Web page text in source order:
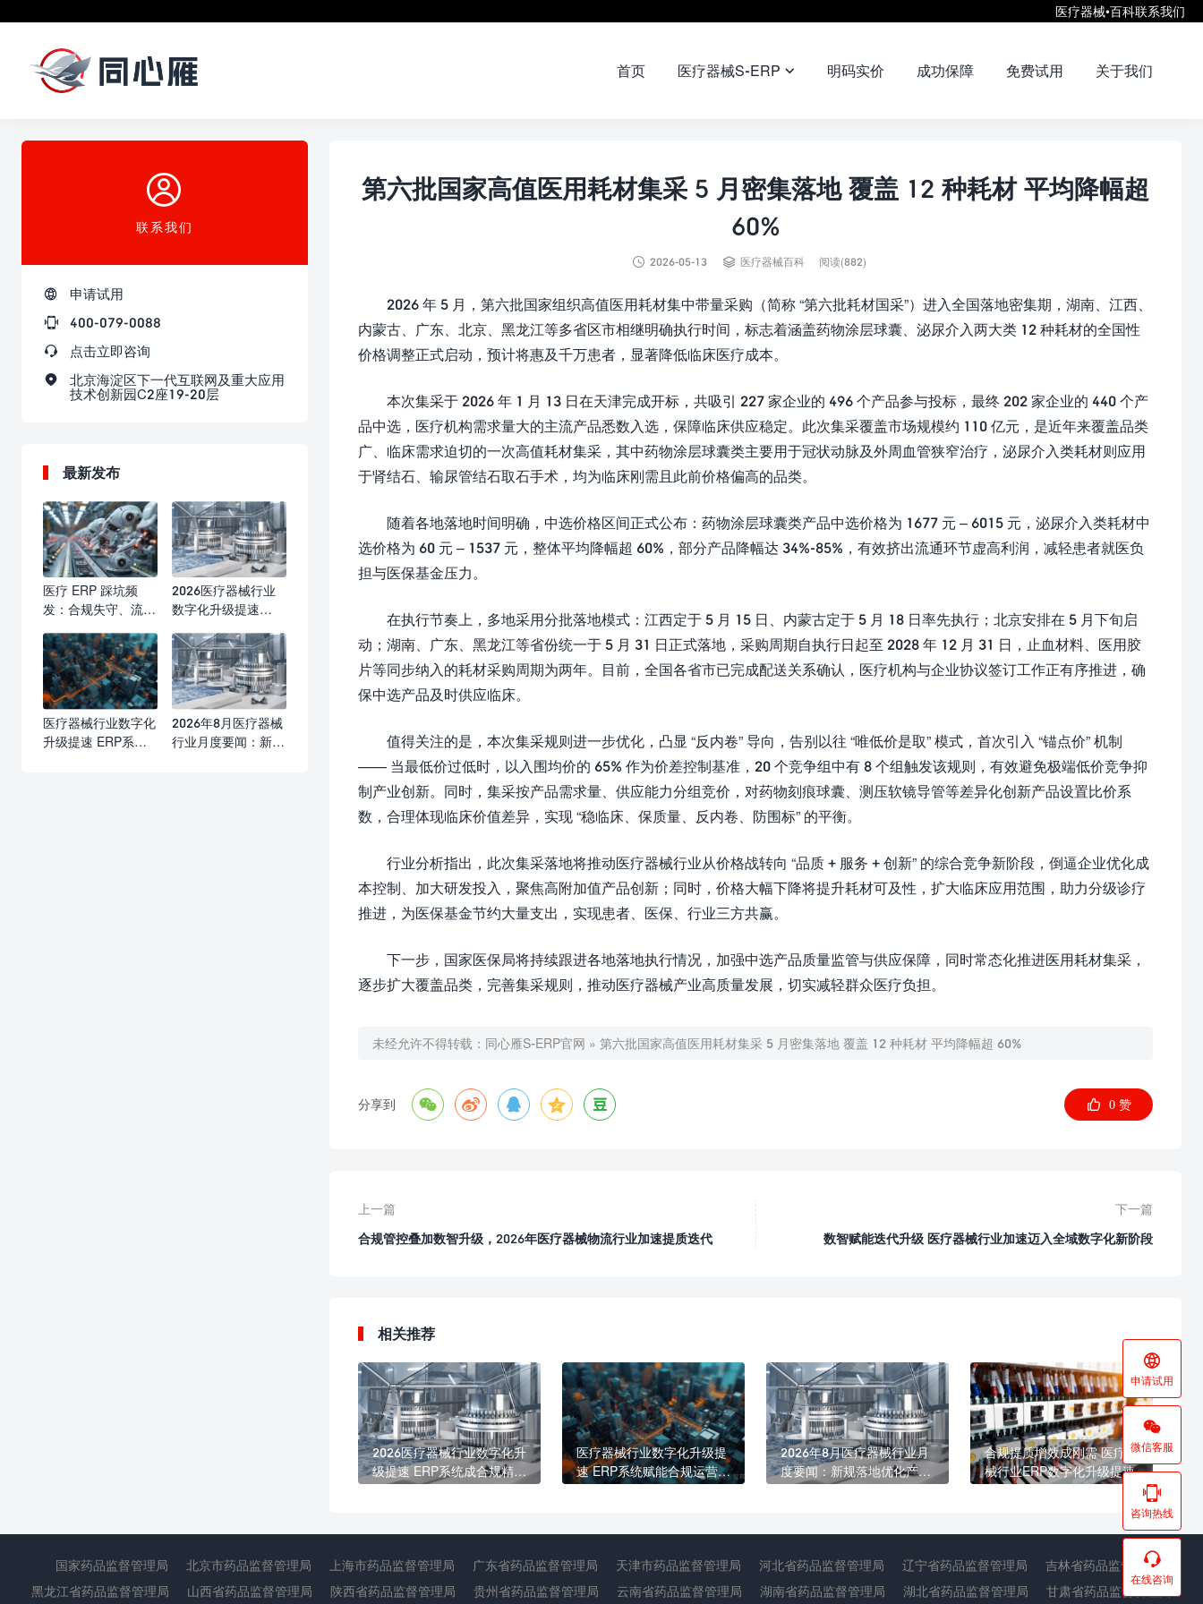
医疗器械•百科联系我们
首页 医疗器械S-ERP  明码实价 成功保障 免费试用 关于我们
第六批国家高值医用耗材集采 5 月密集落地 覆盖 12 种耗材 平均降幅超
60%
 2026-05-13  医疗器械百科 阅读(882)
2026 年 5 月，第六批国家组织高值医用耗材集中带量采购（简称 “第六批耗材国采”）进入全国落地密集期，湖南、江西、
内蒙古、广东、北京、黑龙江等多省区市相继明确执行时间，标志着涵盖药物涂层球囊、泌尿介入两大类 12 种耗材的全国性
价格调整正式启动，预计将惠及千万患者，显著降低临床医疗成本。
本次集采于 2026 年 1 月 13 日在天津完成开标，共吸引 227 家企业的 496 个产品参与投标，最终 202 家企业的 440 个产
品中选，医疗机构需求量大的主流产品悉数入选，保障临床供应稳定。此次集采覆盖市场规模约 110 亿元，是近年来覆盖品类
广、临床需求迫切的一次高值耗材集采，其中药物涂层球囊类主要用于冠状动脉及外周血管狭窄治疗，泌尿介入类耗材则应用
于肾结石、输尿管结石取石手术，均为临床刚需且此前价格偏高的品类。
随着各地落地时间明确，中选价格区间正式公布：药物涂层球囊类产品中选价格为 1677 元 – 6015 元，泌尿介入类耗材中
选价格为 60 元 – 1537 元，整体平均降幅超 60%，部分产品降幅达 34%-85%，有效挤出流通环节虚高利润，减轻患者就医负
担与医保基金压力。
在执行节奏上，多地采用分批落地模式：江西定于 5 月 15 日、内蒙古定于 5 月 18 日率先执行；北京安排在 5 月下旬启
动；湖南、广东、黑龙江等省份统一于 5 月 31 日正式落地，采购周期自执行日起至 2028 年 12 月 31 日，止血材料、医用胶
片等同步纳入的耗材采购周期为两年。目前，全国各省市已完成配送关系确认，医疗机构与企业协议签订工作正有序推进，确
保中选产品及时供应临床。
值得关注的是，本次集采规则进一步优化，凸显 “反内卷” 导向，告别以往 “唯低价是取” 模式，首次引入 “锚点价” 机制
—— 当最低价过低时，以入围均价的 65% 作为价差控制基准，20 个竞争组中有 8 个组触发该规则，有效避免极端低价竞争抑
制产业创新。同时，集采按产品需求量、供应能力分组竞价，对药物刻痕球囊、测压软镜导管等差异化创新产品设置比价系
数，合理体现临床价值差异，实现 “稳临床、保质量、反内卷、防围标” 的平衡。
行业分析指出，此次集采落地将推动医疗器械行业从价格战转向 “品质 + 服务 + 创新” 的综合竞争新阶段，倒逼企业优化成
本控制、加大研发投入，聚焦高附加值产品创新；同时，价格大幅下降将提升耗材可及性，扩大临床应用范围，助力分级诊疗
推进，为医保基金节约大量支出，实现患者、医保、行业三方共赢。
下一步，国家医保局将持续跟进各地落地执行情况，加强中选产品质量监管与供应保障，同时常态化推进医用耗材集采，
逐步扩大覆盖品类，完善集采规则，推动医疗器械产业高质量发展，切实减轻群众医疗负担。
未经允许不得转载： 同心雁S-ERP官网 » 第六批国家高值医用耗材集采 5 月密集落地 覆盖 12 种耗材 平均降幅超 60%
分享到       0 赞
上一篇
合规管控叠加数智升级，2026年医疗器械物流行业加速提质迭代
下一篇
数智赋能迭代升级 医疗器械行业加速迈入全域数字化新阶段
相关推荐
2026医疗器械行业数字化升
级提速 ERP系统成合规精益
医疗器械行业数字化升级提
速 ERP系统赋能合规运营与
2026年8月医疗器械行业月
度要闻：新规落地优化产业
合规提质增效成刚需 医疗器
械行业ERP数字化升级提速

联系我们

申请试用

400-079-0088

点击立即咨询

北京海淀区下一代互联网及重大应用
技术创新园C2座19-20层
最新发布
医疗 ERP 踩坑频
发：合规失守、流程
业亟需标准化选型与
实施防线
2026医疗器械行业
数字化升级提速
管理核心标配
医疗器械行业数字化
升级提速 ERP系统
2026年8月医疗器械
行业月度要闻：新规

申请试用

微信客服

咨询热线

在线咨询
国家药品监督管理局 北京市药品监督管理局 上海市药品监督管理局 广东省药品监督管理局 天津市药品监督管理局 河北省药品监督管理局 辽宁省药品监督管理局
吉林省药品监督管理局
黑龙江省药品监督管理局
山西省药品监督管理局 陕西省药品监督管理局 贵州省药品监督管理局 云南省药品监督管理局 湖南省药品监督管理局 湖北省药品监督管理局 甘肃省药品监督管理局